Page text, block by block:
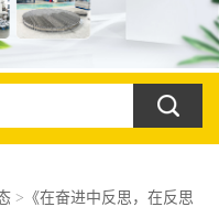
> 《在奋进中反思，在反思